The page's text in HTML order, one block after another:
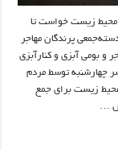
محیط زیست خواست تا
پرندگان مهاجر
و بومی آبزی و کنارآبزی
چهارشنبه توسط مردم
زیست برای جمع
…